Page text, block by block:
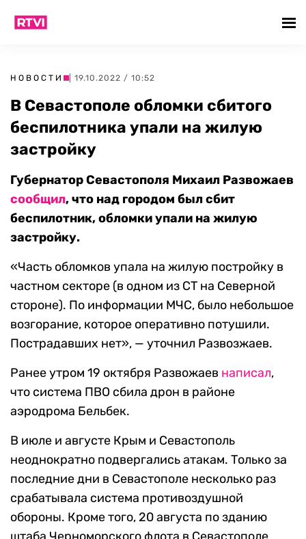
НОВОСТИ | 19.10.2022 / 10:52
В Севастополе обломки сбитого
беспилотника упали на жилую
застройку
Губернатор Севастополя Михаил Развожаев
сообщил, что над городом был сбит
беспилотник, обломки упали на жилую
застройку.
«Часть обломков упала на жилую постройку в
частном секторе (в одном из СТ на Северной
стороне). По информации МЧС, было небольшое
возгорание, которое оперативно потушили.
Пострадавших нет», — уточнил Развозжаев.
Ранее утром 19 октября Развожаев написал,
что система ПВО сбила дрон в районе
аэродрома Бельбек.
В июле и августе Крым и Севастополь
неоднократно подвергались атакам. Только за
последние дни в Севастополе несколько раз
срабатывала система противоздушной
обороны. Кроме того, 20 августа по зданию